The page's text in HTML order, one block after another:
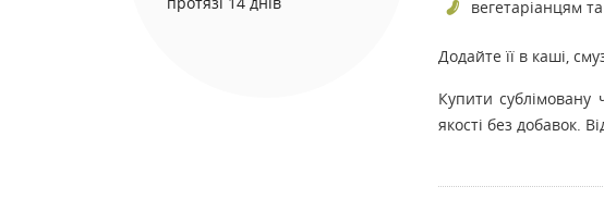
вегетаріанцям
Додайте її в каші,
Купити
якості без добавок.